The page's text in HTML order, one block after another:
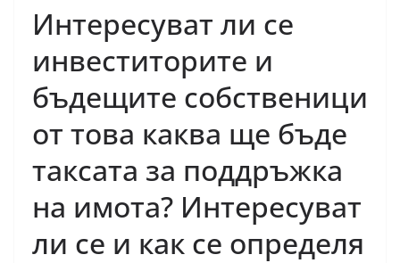
Интересуват ли се
инвеститорите и
бъдещите собственици
от това каква ще бъде
таксата за поддръжка
на имота? Интересуват
ли се и как се определя